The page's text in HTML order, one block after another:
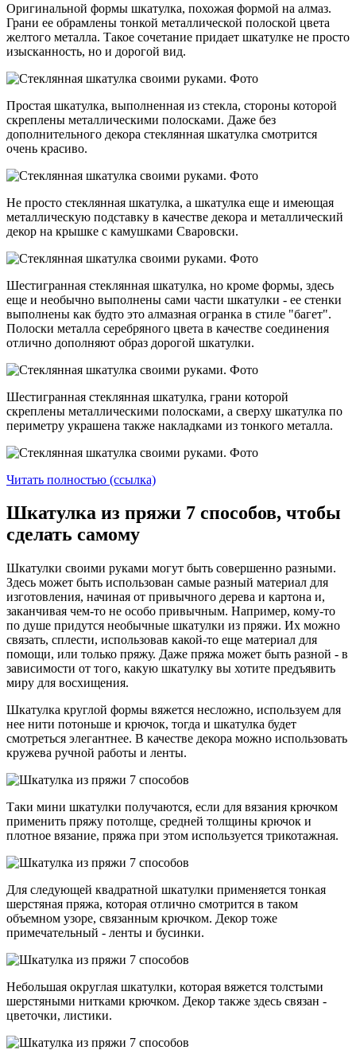
Оригинальной формы шкатулка, похожая формой на алмаз.
Грани ее обрамлены тонкой металлической полоской цвета
желтого металла. Такое сочетание придает шкатулке не просто
изысканность, но и дорогой вид.
Простая шкатулка, выполненная из стекла, стороны которой
скреплены металлическими полосками. Даже без
дополнительного декора стеклянная шкатулка смотрится
очень красиво.
Не просто стеклянная шкатулка, а шкатулка еще и имеющая
металлическую подставку в качестве декора и металлический
декор на крышке с камушками Сваровски.
Шестигранная стеклянная шкатулка, но кроме формы, здесь
еще и необычно выполнены сами части шкатулки - ее стенки
выполнены как будто это алмазная огранка в стиле "багет".
Полоски металла серебряного цвета в качестве соединения
отлично дополняют образ дорогой шкатулки.
Шестигранная стеклянная шкатулка, грани которой
скреплены металлическими полосками, а сверху шкатулка по
периметру украшена также накладками из тонкого металла.
Читать полностью (ссылка)
Шкатулка из пряжи 7 способов, чтобы
сделать самому
Шкатулки своими руками могут быть совершенно разными.
Здесь может быть использован самые разный материал для
изготовления, начиная от привычного дерева и картона и,
заканчивая чем-то не особо привычным. Например, кому-то
по душе придутся необычные шкатулки из пряжи. Их можно
связать, сплести, использовав какой-то еще материал для
помощи, или только пряжу. Даже пряжа может быть разной - в
зависимости от того, какую шкатулку вы хотите предъявить
миру для восхищения.
Шкатулка круглой формы вяжется несложно, используем для
нее нити потоньше и крючок, тогда и шкатулка будет
смотреться элегантнее. В качестве декора можно использовать
кружева ручной работы и ленты.
Таки мини шкатулки получаются, если для вязания крючком
применить пряжу потолще, средней толщины крючок и
плотное вязание, пряжа при этом используется трикотажная.
Для следующей квадратной шкатулки применяется тонкая
шерстяная пряжа, которая отлично смотрится в таком
объемном узоре, связанным крючком. Декор тоже
примечательный - ленты и бусинки.
Небольшая округлая шкатулки, которая вяжется толстыми
шерстяными нитками крючком. Декор также здесь связан -
цветочки, листики.